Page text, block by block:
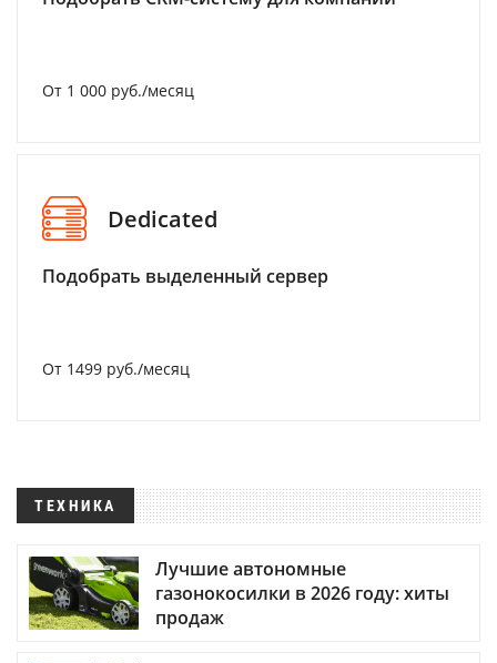
От 1 000 руб./месяц
Dedicated
Подобрать выделенный сервер
От 1499 руб./месяц
ТЕХНИКА
Лучшие автономные
газонокосилки в 2026 году: хиты
продаж